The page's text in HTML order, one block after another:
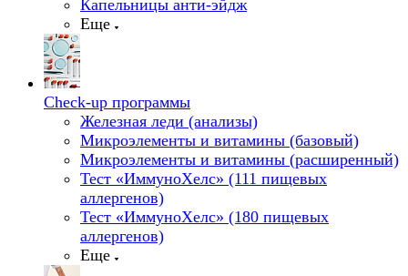
Капельницы анти-эйдж
Еще
Check-up программы
Железная леди (анализы)
Микроэлементы и витамины (базовый)
Микроэлементы и витамины (расширенный)
Тест «ИммуноХелс» (111 пищевых
аллергенов)
Тест «ИммуноХелс» (180 пищевых
аллергенов)
Еще